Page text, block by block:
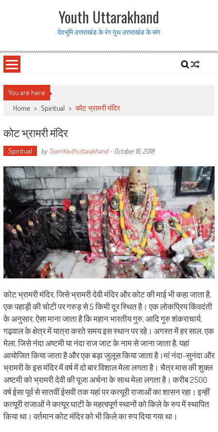
Youth Uttarakhand
देवभूमि उत्तराखंड के रंग यूथ उत्तराखंड के संग
You are here
Home > Spiritual > कोट भ्रामरी मंदिर
कोट भ्रामरी मंदिर
Spiritual by TeamYouthuttarakhand- October 16, 2018
कोट भ्रामरी मंदिर, जिसे भ्रामरी देवी मंदिर और कोट की माई भी कहा जाता है,
एक पहाड़ी की चोटी पर गरुड़ से 5 किमी दूर स्थित है। एक लोकप्रिय किंवदंती
के अनुसार, ऐसा माना जाता है कि महान भारतीय गुरु, आदि गुरु शंकराचार्य,
गढ़वाल के क्षेत्र में यात्रा करते समय इस स्थान पर रहे। अगस्त में हर साल, एक
मेला, जिसे नंदा अष्टमी या नंदा राज जाट के नाम से जाना जाता है, यहां
आयोजित किया जाता है और एक बड़ा जुलूस किया जाता है।मां नंदा-सुनंदा और
भ्रामरी के इस मंदिर में वर्ष में दो बार विशाल मेला लगता है। चैत्र मास की शुक्ल
अष्टमी को भ्रामरी देवी की पूजा अर्चना के साथ मेला लगता है। करीब 2500
वर्ष ईसा पूर्व से सातवीं ईसवी तक यहां पर कत्यूरी राजाओं का शासन रहा। इन्हीं
कत्यूरी राजाओं ने कत्यूर घाटी के महत्वपूर्ण स्थानों को किले के रुप में स्थापित
किया था। वर्तमान कोट मंदिर को भी किले का रुप दिया गया था।